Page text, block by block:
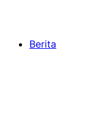
Berita